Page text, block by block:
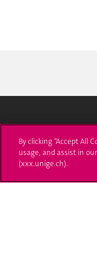
24 rue du
T. +41
By clicking “Accept All
usage, and assist in
(xxx.unige.ch).